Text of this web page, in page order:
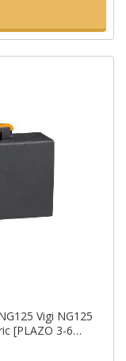
Vigi NG125
[PLAZO 3-6